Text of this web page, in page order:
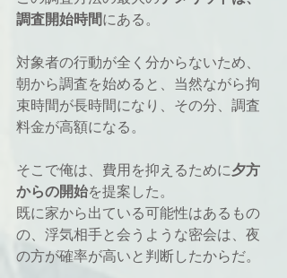
調査開始時間にある。
対象者の行動が全く分からないため、
朝から調査を始めると、当然ながら拘
束時間が長時間になり、その分、調査
料金が高額になる。
そこで俺は、費用を抑えるために夕方
からの開始を提案した。
既に家から出ている可能性はあるもの
の、浮気相手と会うような密会は、夜
の方が確率が高いと判断したからだ。